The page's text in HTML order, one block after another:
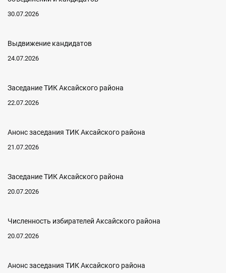
30.07.2026
Выдвижение кандидатов
24.07.2026
Заседание ТИК Аксайского района
22.07.2026
Анонс заседания ТИК Аксайского района
21.07.2026
Заседание ТИК Аксайского района
20.07.2026
Численность избирателей Аксайского района
20.07.2026
Анонс заседания ТИК Аксайского района